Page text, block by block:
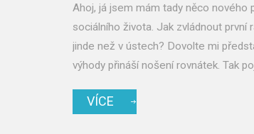
Ahoj, já jsem mám tady něco nového
sociálního života. Jak zvládnout první
jinde než v ústech? Dovolte mi
výhody přináší nošení rovnátek. Tak
VÍCE